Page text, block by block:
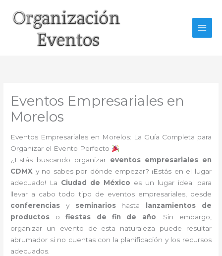
contenido
Eventos Empresariales en
Morelos
Eventos Empresariales en Morelos: La Guía Completa para
Organizar el Evento Perfecto
¿Estás buscando organizar eventos empresariales en
CDMX y no sabes por dónde empezar? ¡Estás en el lugar
adecuado! La Ciudad de México es un lugar ideal para
llevar a cabo todo tipo de eventos empresariales, desde
conferencias y seminarioshasta
lanzamientos de
productos ofiestas de fin de año. Sin embargo,
organizar un evento de esta naturaleza puede resultar
abrumador si no cuentas con la planificación y los recursos
adecuados.